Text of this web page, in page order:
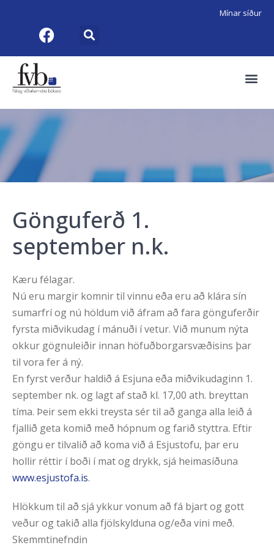
Mínar síður
Gönguferð 1.
september n.k.
Kæru félagar.
Nú eru margir komnir til vinnu eða eru að klára sín
sumarfrí og nú höldum við áfram að fara gönguferðir
fyrsta miðvikudag í mánuði í vetur. Við munum nýta
okkur gögnuleiðir innan höfuðborgarsvæðisins þar
til vora fer á ný.
En fyrst verður haldið á Esjuna eða miðvikudaginn 1.
september nk. og lagt af stað kl. 17,00 ath. breyttan
tíma. Þeir sem ekki treysta sér til að ganga alla leið á
fjallið geta komið með hópnum og farið styttra. Eftir
göngu er tilvalið að koma við á Esjustofu, þar eru
hollir réttir í boði í mat og drykk, sjá heimasíðuna
www.esjustofa.is.
Hlökkum til að sjá ykkur vonum að fá bjart og gott
veður og takið alla fjölskylduna og/eða vini með.
Skemmtinefndin